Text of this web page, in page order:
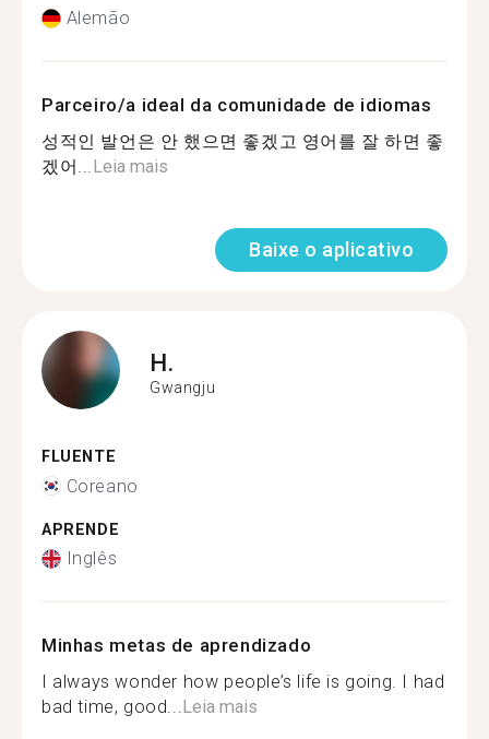
Alemão
Parceiro/a ideal da comunidade de idiomas
성적인 발언은 안 했으면 좋겠고 영어를 잘 하면 좋
겠어...Leia mais
Baixe o aplicativo
H.
Gwangju
FLUENTE
Coreano
APRENDE
Inglês
Minhas metas de aprendizado
I always wonder how people’s life is going. I had
bad time, good...Leia mais